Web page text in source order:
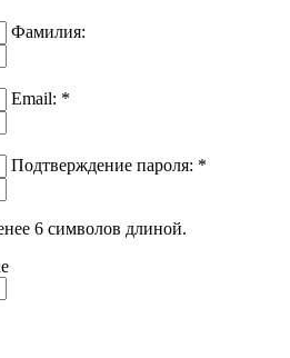
Фамилия:
Email: *
Подтверждение пароля: *
6 символов длиной.